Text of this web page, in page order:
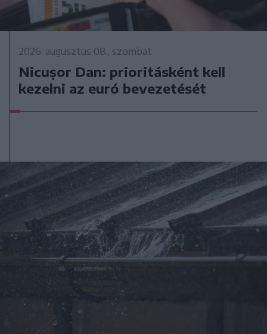
2026. augusztus 08., szombat
Nicușor Dan: prioritásként kell
kezelni az euró bevezetését